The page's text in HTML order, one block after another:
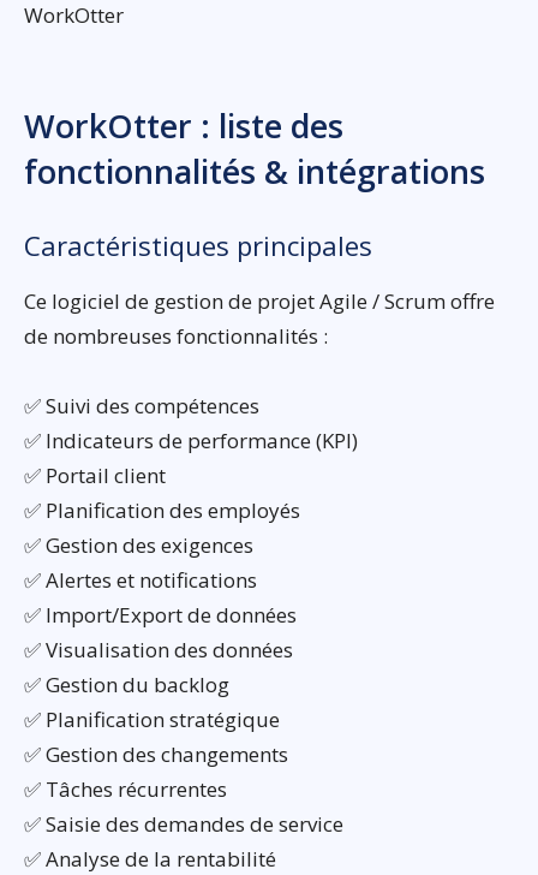
WorkOtter
WorkOtter : liste des
fonctionnalités & intégrations
Caractéristiques principales
Ce logiciel de gestion de projet Agile / Scrum offre
de nombreuses fonctionnalités :
✅ Suivi des compétences
✅ Indicateurs de performance (KPI)
✅ Portail client
✅ Planification des employés
✅ Gestion des exigences
✅ Alertes et notifications
✅ Import/Export de données
✅ Visualisation des données
✅ Gestion du backlog
✅ Planification stratégique
✅ Gestion des changements
✅ Tâches récurrentes
✅ Saisie des demandes de service
✅ Analyse de la rentabilité